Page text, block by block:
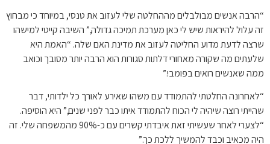
“הרבה אנשים מבולבלים מההחלטה שלי לעזוב את טנסי, במיוחד כי מבחוץ
זה עלול להיראות שיש לי כאן מערכת תמיכה גדולה,” השיבה קייטי למישהו
שרצה לדעת מדוע החליטה לעזוב את מדינת האם שלה. “האמת היא
שלעתים מה שקורה מאחורי דלתות סגורות הוא הרבה יותר מסובך וכואב
ממה שאנשים רואים בפומבי.”
“לאחרונה החלטתי להתמודד עם משהו שאירע לאורך כל ילדותי, דבר
שהייתי רוצה שיהיה לי הכוח להתמודד איתו כבר לפני שנים,” היא הוסיפה.
“לצערי לאחר שעשיתי זאת איבדתי קשרים עם כ-90% מהמשפחה שלי. זה
היה מכאיב וכבד להמשיך ללכת כך.”